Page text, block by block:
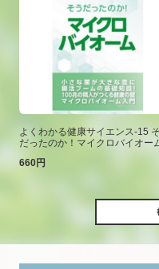
よくわかる健康サイエンス-15
だったのか！マイクロバイオー
660円